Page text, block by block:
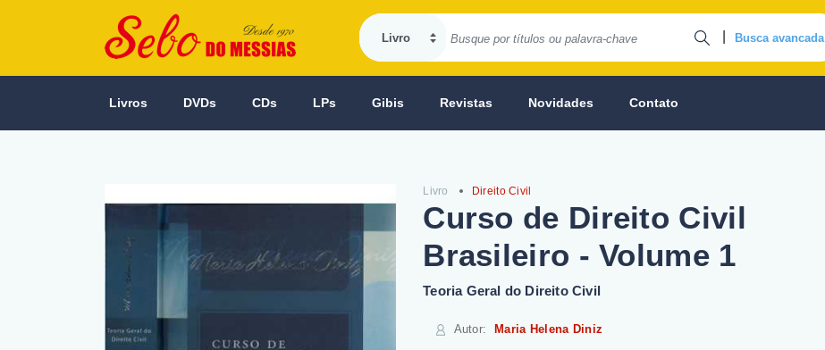
Busca avancada
Livros DVDs CDs LPs Gibis Revistas Novidades Contato
Livro Direito Civil
Curso de Direito Civil
Brasileiro - Volume 1
Teoria Geral do Direito Civil
Autor: Maria Helena Diniz